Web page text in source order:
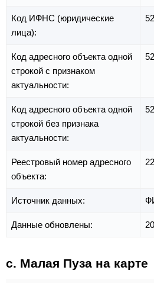
Код ИФНС (юридические
лица):
Код адресного объекта одной
строкой с признаком
актуальности:
Код адресного объекта одной
строкой без признака
актуальности:
Реестровый номер адресного
объекта:
Источник данных:
Данные обновлены:
с. Малая Пуза на карте